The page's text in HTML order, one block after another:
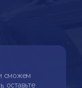
сможем
оставьте